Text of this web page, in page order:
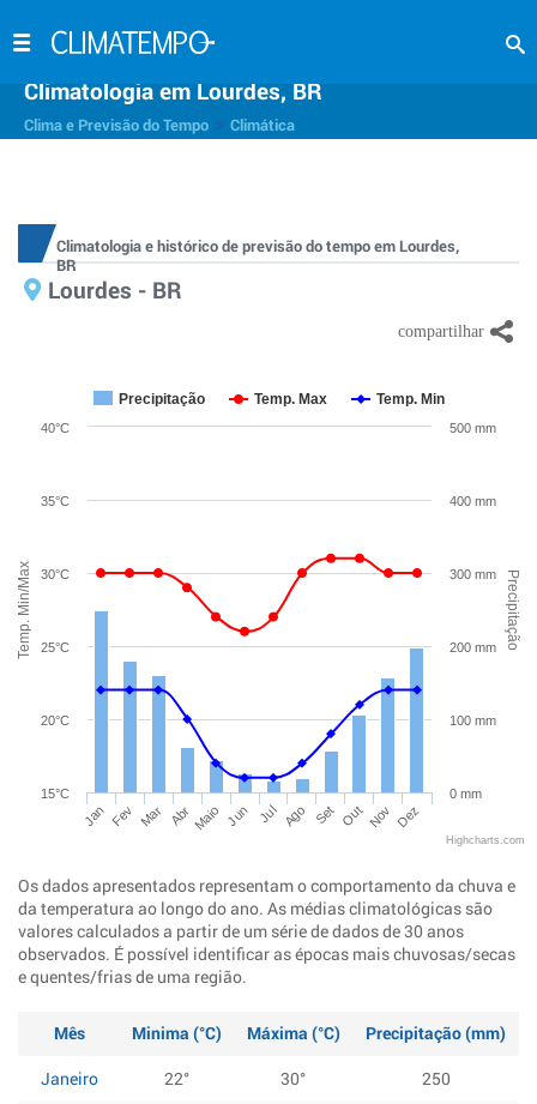
Climatologia em Lourdes, BR
Clima e Previsão do Tempo Climática
Climatologia e histórico de previsão do tempo em Lourdes,
BR
Lourdes - BR
Temp. Min/Max Precipitação
Precipitação Temp. Max Temp. Min
Jan Fev Mar Abr Maio Jun Jul Ago Set Out Nov Dez
15°C
20°C
25°C
30°C
35°C
40°C
0 mm
100 mm
200 mm
300 mm
400 mm
500 mm
Highcharts.com
Os dados apresentados representam o comportamento da chuva e
da temperatura ao longo do ano. As médias climatológicas são
valores calculados a partir de um série de dados de 30 anos
observados. É possível identificar as épocas mais chuvosas/secas
e quentes/frias de uma região.
Mês Minima (°C) Máxima (°C)
Precipitação (mm)
Janeiro
22° 30°
250